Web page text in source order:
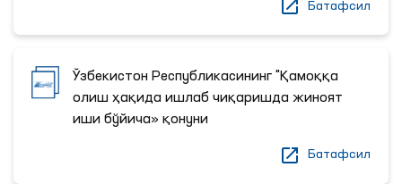
Батафсил
Ўзбекистон Республикасининг "Қамоққа
олиш ҳақида ишлаб чиқаришда жиноят
иши бўйича» қонуни
Батафсил